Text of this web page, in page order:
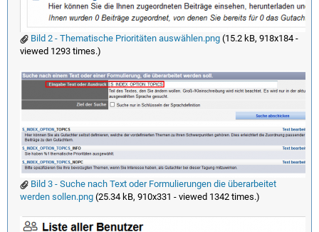
Bild 2 - Thematische Prioritäten auswählen.png(15.2 kB, 918x184 -
viewed 1293 times.)
Bild 3 - Suche nach Text oder Formulierungen die überarbeitet
werden sollen.png(25.34 kB, 910x331 - viewed 1342 times.)